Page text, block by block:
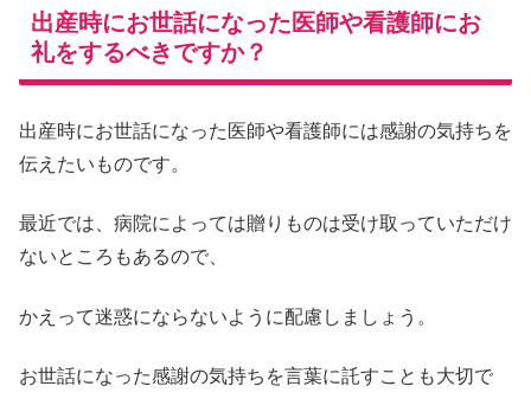
出産時にお世話になった医師や看護師にお
礼をするべきですか？
出産時にお世話になった医師や看護師には感謝の気持ちを
伝えたいものです。
最近では、病院によっては贈りものは受け取っていただけ
ないところもあるので、
かえって迷惑にならないように配慮しましょう。
お世話になった感謝の気持ちを言葉に託すことも大切で